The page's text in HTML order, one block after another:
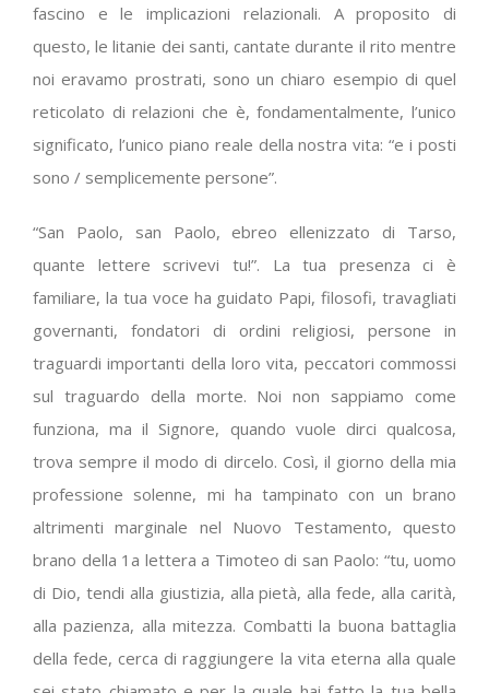
fascino e le implicazioni relazionali. A proposito di
questo, le litanie dei santi, cantate durante il rito mentre
noi eravamo prostrati, sono un chiaro esempio di quel
reticolato di relazioni che è, fondamentalmente, l’unico
significato, l’unico piano reale della nostra vita: “e i posti
sono / semplicemente persone”.
“San Paolo, san Paolo, ebreo ellenizzato di Tarso,
quante lettere scrivevi tu!”. La tua presenza ci è
familiare, la tua voce ha guidato Papi, filosofi, travagliati
governanti, fondatori di ordini religiosi, persone in
traguardi importanti della loro vita, peccatori commossi
sul traguardo della morte. Noi non sappiamo come
funziona, ma il Signore, quando vuole dirci qualcosa,
trova sempre il modo di dircelo. Così, il giorno della mia
professione solenne, mi ha tampinato con un brano
altrimenti marginale nel Nuovo Testamento, questo
brano della 1a lettera a Timoteo di san Paolo: “tu, uomo
di Dio, tendi alla giustizia, alla pietà, alla fede, alla carità,
alla pazienza, alla mitezza. Combatti la buona battaglia
della fede, cerca di raggiungere la vita eterna alla quale